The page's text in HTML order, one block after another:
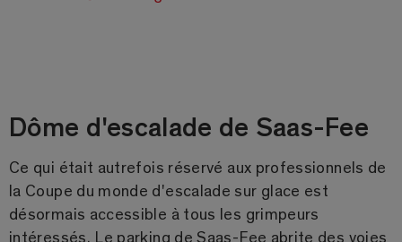
Dôme d'escalade de Saas-Fee
Ce qui était autrefois réservé aux professionnels de
la Coupe du monde d'escalade sur glace est
désormais accessible à tous les grimpeurs
intéressés. Le parking de Saas-Fee abrite des voies